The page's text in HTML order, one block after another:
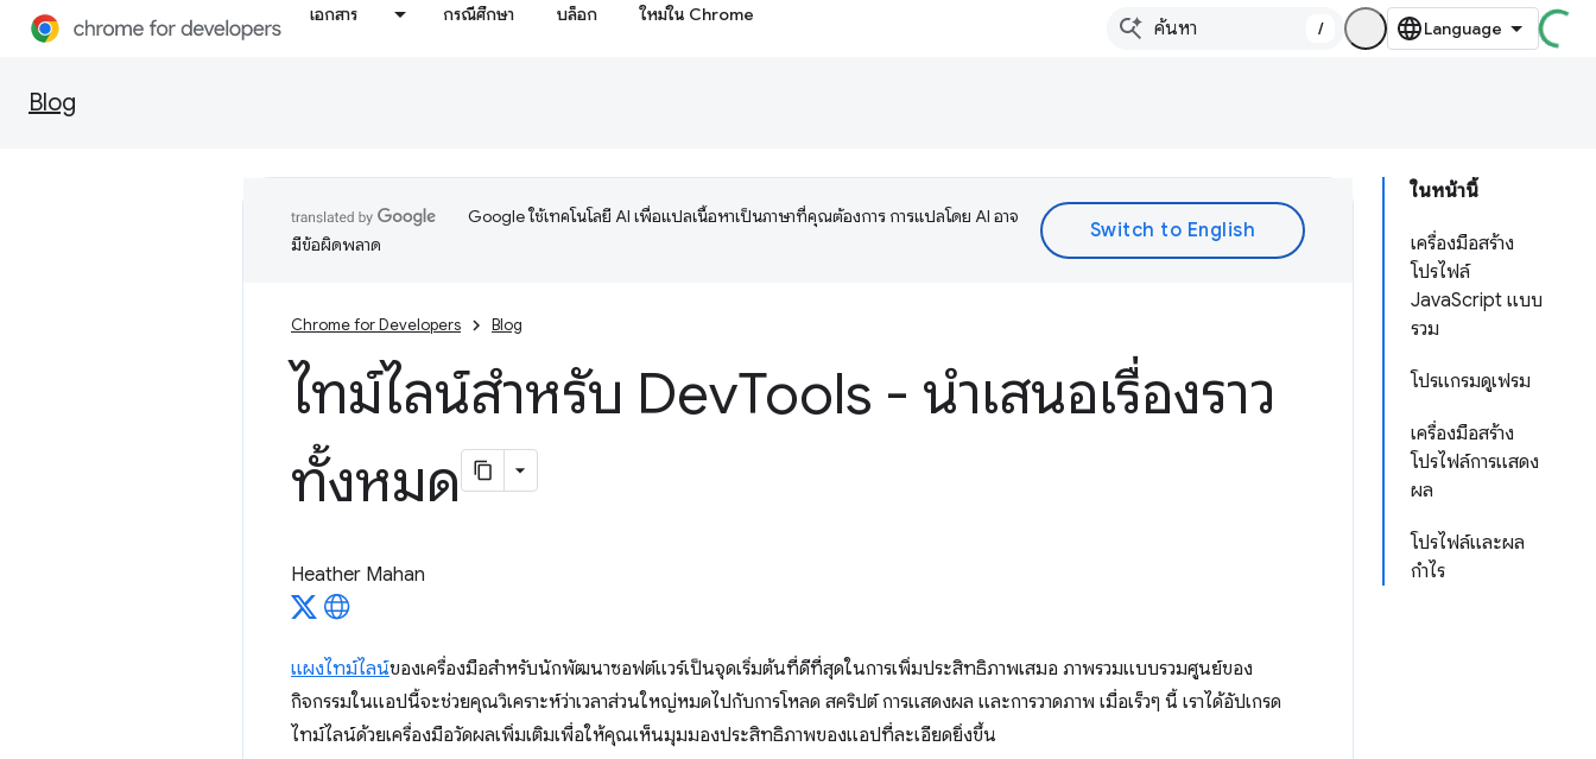
เอกสาร กรณีศึกษา บล็อก ใหม่ใน Chrome
/
Blog
ในหน้านี้
เครื่องมือสร้าง
โปรไฟล์
JavaScript แบบ
รวม
โปรแกรมดูเฟรม
เครื่องมือสร้าง
โปรไฟล์การแสดง
ผล
โปรไฟล์และผล
กำไร
Google ใช้เทคโนโลยี AI เพื่อแปลเนื้อหาเป็นภาษาที่คุณต้องการ การแปลโดย AI อาจ
มีข้อผิดพลาด
Chrome for Developers Blog
ไทม์ไลน์สำหรับ DevTools - นำเสนอเรื่องราว
ทั้งหมด
Heather Mahan
แผงไทม์ไลน์ของเครื่องมือสำหรับนักพัฒนาซอฟต์แวร์เป็นจุดเริ่มต้นที่ดีที่สุดในการเพิ่มประสิทธิภาพเสมอ ภาพรวมแบบรวมศูนย์ของ
กิจกรรมในแอปนี้จะช่วยคุณวิเคราะห์ว่าเวลาส่วนใหญ่หมดไปกับการโหลด สคริปต์ การแสดงผล และการวาดภาพ เมื่อเร็วๆ นี้ เราได้อัปเกรด
ไทม์ไลน์ด้วยเครื่องมือวัดผลเพิ่มเติมเพื่อให้คุณเห็นมุมมองประสิทธิภาพของแอปที่ละเอียดยิ่งขึ้น